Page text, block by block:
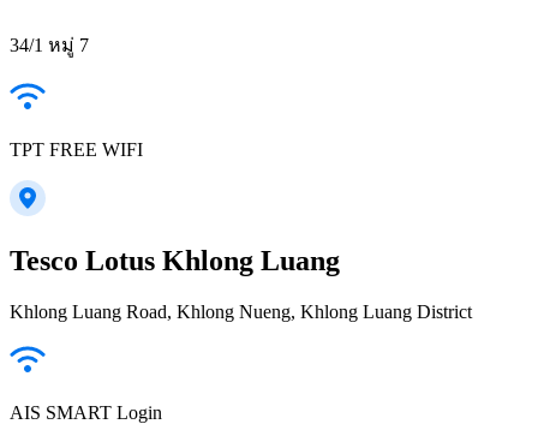
34/1 หมู่ 7
TPT FREE WIFI
Tesco Lotus Khlong Luang
Khlong Luang Road, Khlong Nueng, Khlong Luang District
AIS SMART Login